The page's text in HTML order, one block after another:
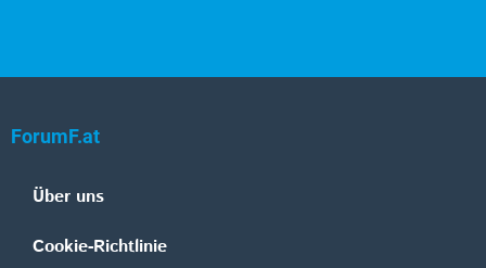
ForumF.at
Über uns
Cookie-Richtlinie